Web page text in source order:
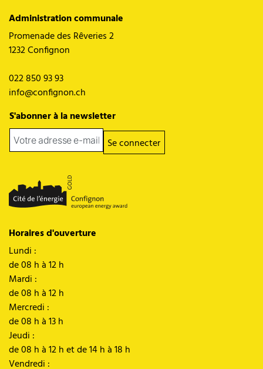
Administration communale
Promenade des Rêveries 2
1232 Confignon
022 850 93 93
info@confignon.ch
S'abonner à la newsletter
Se connecter
Horaires d'ouverture
Lundi :
de 08 h à 12 h
Mardi :
de 08 h à 12 h
Mercredi :
de 08 h à 13 h
Jeudi :
de 08 h à 12 h et de 14 h à 18 h
Vendredi :